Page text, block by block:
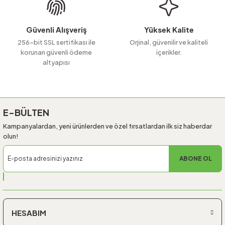
Bu ürüne benzer farklı alternatifler olmalı.
Güvenli Alışveriş
256-bit SSL sertifikası ile
korunan güvenli ödeme
altyapısı
Yüksek Kalite
Orjinal, güvenilir ve kaliteli
içerikler.
E-BÜLTEN
Kampanyalardan, yeni ürünlerden ve özel fırsatlardan ilk siz haberdar
olun!
ABONE OL
HESABIM